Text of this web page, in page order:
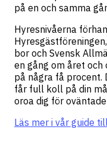
på en och samma
Hyresnivåerna
bor och Svensk
en gång om året
på några få procent.
får full koll på din
oroa dig för
Läs mer i vår guide